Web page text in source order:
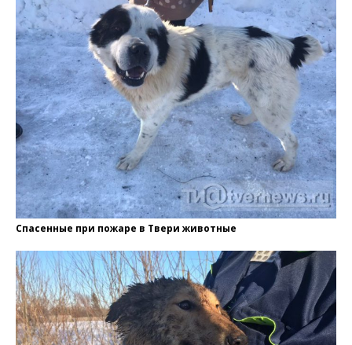
Спасенные при пожаре в Твери животные